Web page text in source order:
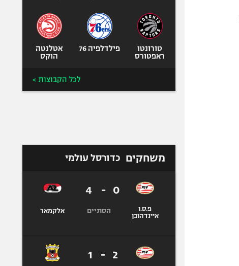
טורונטו
ראפטורס
פילדלפיה 76
אטלנטה
הוקס
לכל הקבוצות >
משחקים כדורסל עולמי
פ.ס.ו
איינדהובן
0
-
4
הסתיים אלקמאר
2
-
1